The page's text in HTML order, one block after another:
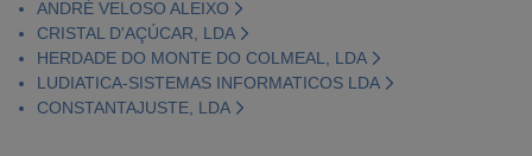
ANDRÉ VELOSO ALEIXO
CRISTAL D'AÇÚCAR, LDA
HERDADE DO MONTE DO COLMEAL, LDA
LUDIATICA-SISTEMAS INFORMATICOS LDA
CONSTANTAJUSTE, LDA